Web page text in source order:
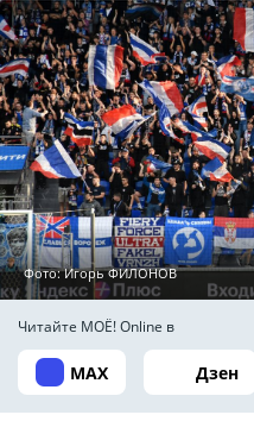
Фото: Игорь ФИЛОНОВ
Читайте МОЁ! Online в
MAX Дзен